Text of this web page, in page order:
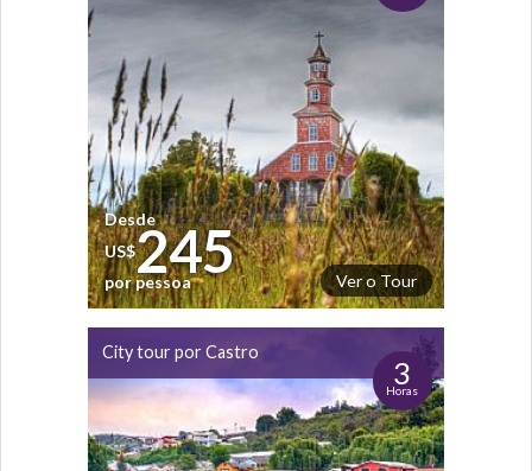
Ver o Tour
Desde
US$245
por pessoa
City tour por Castro
3
Horas